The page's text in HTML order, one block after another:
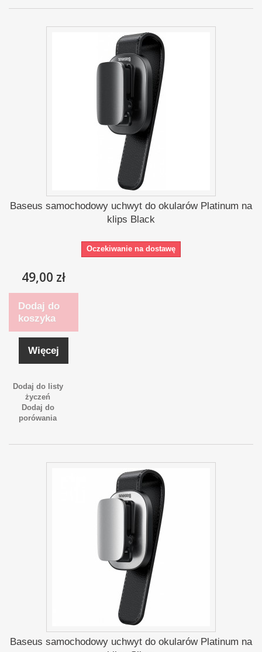
Baseus samochodowy uchwyt do okularów Platinum na
klips Black
Oczekiwanie na dostawę
49,00 zł
Dodaj do
koszyka
Więcej
Dodaj do listy
życzeń
Dodaj do
porówania
Baseus samochodowy uchwyt do okularów Platinum na